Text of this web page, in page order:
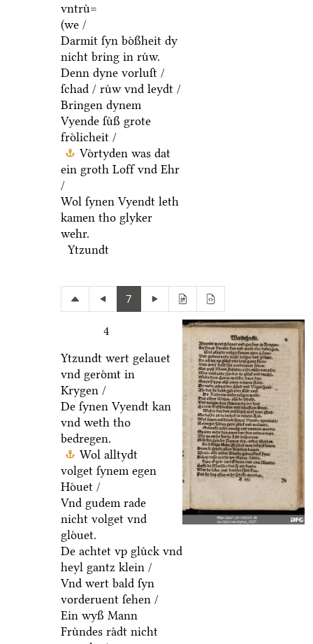
vntruͤ=
(we /
Darmit ſyn boͤßheit dy
nicht bring in ruͤw.
Denn dyne vorluſt /
ſchad / ruͤw vnd leydt /
Bringen dynem
Vyende ſuͤß grote
froͤlicheit /
Voͤrtyden was dat
ein groth Loff vnd Ehr
/
Wol ſynen Vyendt leth
kamen tho glyker
wehr.
Ytzundt
7
4
Ytzundt wert gelauet
vnd geroͤmt in
Krygen /
De ſynen Vyendt kan
vnd weth tho
bedregen.
Wol alltydt
volget ſynem egen
Hoͤuet /
Vnd gudem rade
nicht volget vnd
gloͤuet.
De achtet vp gluͤck vnd
heyl gantz klein /
Vnd wert bald ſyn
vorderuent ſehen /
Ein wyß Mann
Fruͤndes raͤdt nicht